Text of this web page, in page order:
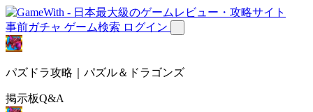
事前ガチャ ゲーム検索 ログイン
パズドラ攻略｜パズル＆ドラゴンズ
掲示板Q&A